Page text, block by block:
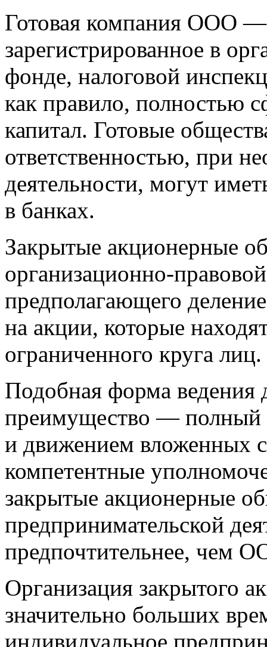
Готовая компания ООО
зарегистрированное в
фонде, налоговой
как правило, полностью
капитал. Готовые
ответственностью, при
деятельности, могут
в банках.
Закрытые акционерные
организационно-
предполагающего
на акции, которые
ограниченного круга лиц.
Подобная форма ведения
преимущество — полный
и движением вложенных
компетентные
закрытые акционерные
предпринимательской
предпочтительнее, чем
Организация закрытого
значительно больших
индивидуальное